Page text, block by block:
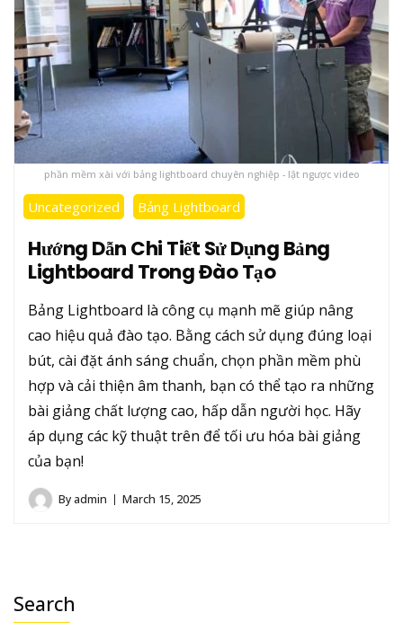
phần mềm xài với bảng lightboard chuyên nghiệp - lật ngược video
Uncategorized Bảng Lightboard
Hướng Dẫn Chi Tiết Sử Dụng Bảng
Lightboard Trong Đào Tạo
Bảng Lightboard là công cụ mạnh mẽ giúp nâng
cao hiệu quả đào tạo. Bằng cách sử dụng đúng loại
bút, cài đặt ánh sáng chuẩn, chọn phần mềm phù
hợp và cải thiện âm thanh, bạn có thể tạo ra những
bài giảng chất lượng cao, hấp dẫn người học. Hãy
áp dụng các kỹ thuật trên để tối ưu hóa bài giảng
của bạn!
Byadmin March 15, 2025
Search